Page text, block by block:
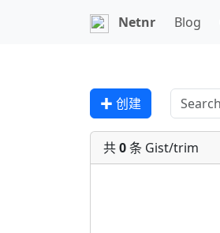
Netnr Blog
✚ 创建
共0条 Gist/trim